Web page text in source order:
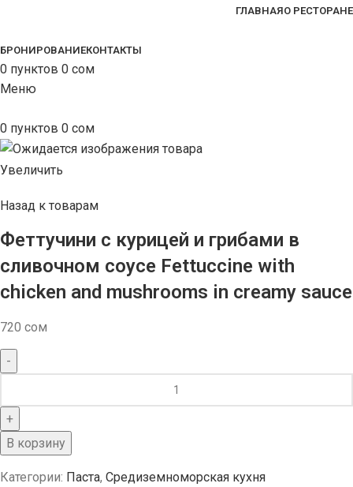
ГЛАВНАЯО РЕСТОРАНЕ
БРОНИРОВАНИЕКОНТАКТЫ
0 пунктов 0 сом
Меню
0 пунктов 0 сом
Увеличить
Назад к товарам
Феттучини с курицей и грибами в
сливочном соусе Fettuccine with
chicken and mushrooms in creamy sauce
720 сом
В корзину
Категории: Паста, Средиземноморская кухня